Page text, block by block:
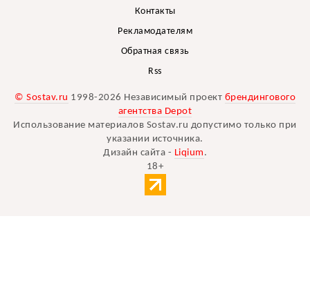
Контакты
Рекламодателям
Обратная связь
Rss
© Sostav.ru 1998-2026 Независимый проект брендингового
агентства Depot
Использование материалов Sostav.ru допустимо только при
указании источника.
Дизайн сайта - Liqium .
18+